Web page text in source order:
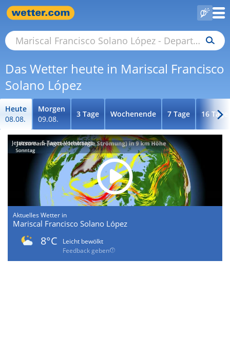
Das Wetter heute in Mariscal Francisco
Solano López
Heute
08.08.
Morgen
09.08.
3 Tage Wochenende 7 Tage 16 Tage
Jetstream - 5-Tages-Vorhersage
Aktuelles Wetter in
Mariscal Francisco Solano López
8°C
Leicht bewölkt
Feedback geben